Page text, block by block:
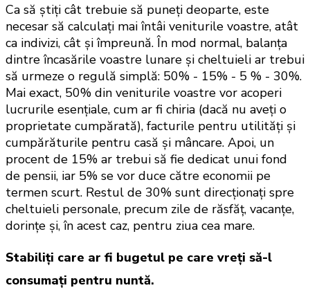
Ca să știți cât trebuie să puneți deoparte, este
necesar să calculați mai întâi veniturile voastre, atât
ca indivizi, cât și împreună. În mod normal, balanța
dintre încasările voastre lunare și cheltuieli ar trebui
să urmeze o regulă simplă: 50% - 15% - 5 % - 30%.
Mai exact, 50% din veniturile voastre vor acoperi
lucrurile esențiale, cum ar fi chiria (dacă nu aveți o
proprietate cumpărată), facturile pentru utilități și
cumpărăturile pentru casă și mâncare. Apoi, un
procent de 15% ar trebui să fie dedicat unui fond
de pensii, iar 5% se vor duce către economii pe
termen scurt. Restul de 30% sunt direcționați spre
cheltuieli personale, precum zile de răsfăț, vacanțe,
dorințe și, în acest caz, pentru ziua cea mare.
Stabiliți care ar fi bugetul pe care vreți să-l
consumați pentru nuntă.